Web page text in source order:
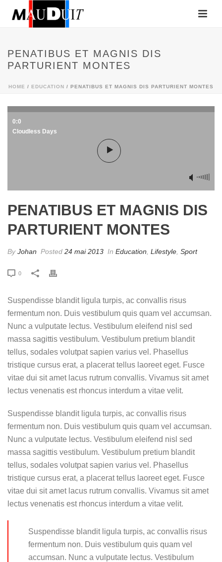
PENATIBUS ET MAGNIS DIS
PARTURIENT MONTES
HOME / EDUCATION / PENATIBUS ET MAGNIS DIS PARTURIENT MONTES
0:0
Cloudless Days
PENATIBUS ET MAGNIS DIS
PARTURIENT MONTES
ByJohan Posted 24 mai 2013 In Education Lifestyle Sport
0
Suspendisse blandit ligula turpis, ac convallis risus
fermentum non. Duis vestibulum quis quam vel accumsan.
Nunc a vulputate lectus. Vestibulum eleifend nisl sed
massa sagittis vestibulum. Vestibulum pretium blandit
tellus, sodales volutpat sapien varius vel. Phasellus
tristique cursus erat, a placerat tellus laoreet eget. Fusce
vitae dui sit amet lacus rutrum convallis. Vivamus sit amet
lectus venenatis est rhoncus interdum a vitae velit.
Suspendisse blandit ligula turpis, ac convallis risus
fermentum non. Duis vestibulum quis quam vel accumsan.
Nunc a vulputate lectus. Vestibulum eleifend nisl sed
massa sagittis vestibulum. Vestibulum pretium blandit
tellus, sodales volutpat sapien varius vel. Phasellus
tristique cursus erat, a placerat tellus laoreet eget. Fusce
vitae dui sit amet lacus rutrum convallis. Vivamus sit amet
lectus venenatis est rhoncus interdum a vitae velit.
Suspendisse blandit ligula turpis, ac convallis risus
fermentum non. Duis vestibulum quis quam vel
accumsan. Nunc a vulputate lectus. Vestibulum